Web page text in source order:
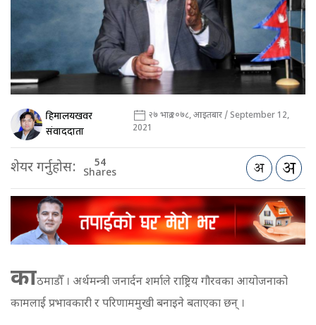
हिमालयखवर
संवाददाता
२७ भाद्र २०७८, आइतबार / September 12,
2021
शेयर गर्नुहोस: 54
Shares
काठमाडौँ । अर्थमन्त्री जनार्दन शर्माले राष्ट्रिय गौरवका आयोजनाको
कामलाई प्रभावकारी र परिणाममुखी बनाइने बताएका छन् ।